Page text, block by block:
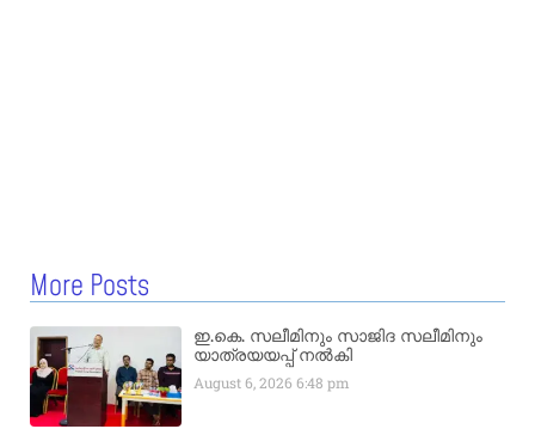
More Posts
ഇ.കെ. സലീമിനും സാജിദ സലീമിനും
യാത്രയയപ്പ് നൽകി
August 6, 20266:48 pm